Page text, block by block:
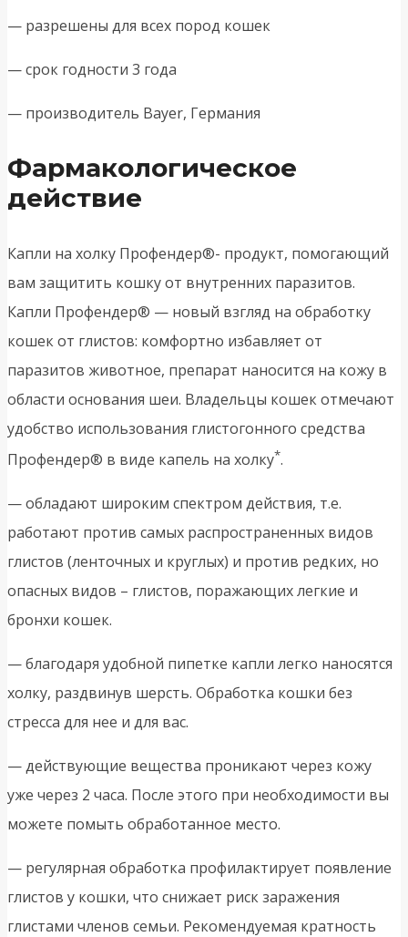
— разрешены для всех пород кошек
— срок годности 3 года
— производитель Bayer, Германия
Фармакологическое
действие
Капли на холку Профендер®- продукт, помогающий
вам защитить кошку от внутренних паразитов.
Капли Профендер® — новый взгляд на обработку
кошек от глистов: комфортно избавляет от
паразитов животное, препарат наносится на кожу в
области основания шеи. Владельцы кошек отмечают
удобство использования глистогонного средства
Профендер® в виде капель на холку*.
— обладают широким спектром действия, т.е.
работают против самых распространенных видов
глистов (ленточных и круглых) и против редких, но
опасных видов – глистов, поражающих легкие и
бронхи кошек.
— благодаря удобной пипетке капли легко наносятся
холку, раздвинув шерсть. Обработка кошки без
стресса для нее и для вас.
— действующие вещества проникают через кожу
уже через 2 часа. После этого при необходимости вы
можете помыть обработанное место.
— регулярная обработка профилактирует появление
глистов у кошки, что снижает риск заражения
глистами членов семьи. Рекомендуемая кратность